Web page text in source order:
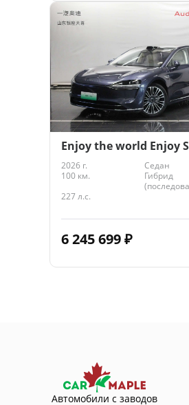
Enjoy the world Enjoy
2026 г.
Седан
100 км.
Гибрид
227 л.с.
6 245 699₽
Автомобили с заводов